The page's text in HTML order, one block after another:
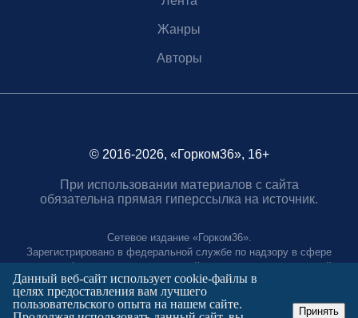
Жанры
Авторы
© 2016-2026, «Горком36», 16+
При использовании материалов с сайта
обязательна прямая гиперссылка на источник.
Сетевое издание «Горком36».
Зарегистрировано в федеральной службе по надзору в сфере
связи, информационных технологий и массовых коммуникаций.
Регистрационный номер ЭЛ № ФС77-88966 от 21 января 2025 г.
Учредитель: Муниципальное автономное учреждение "Агентство
городских коммуникаций"
Данный веб-сайт использует cookie-файлы в
целях предоставления вам лучшего
пользовательского опыта на нашем сайте.
Принять